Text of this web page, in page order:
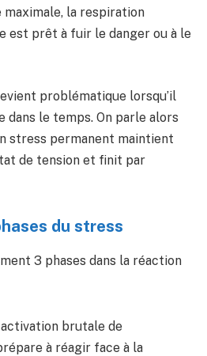
la respiration
est prêt à fuir le danger ou à le
problématique lorsqu’il
dans le temps. On parle alors
stress permanent maintient
de tension et finit par
du stress
3 phases dans la réaction
activation brutale de
à réagir face à la